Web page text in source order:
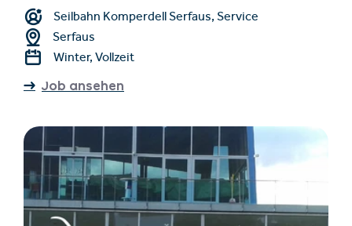
Seilbahn Komperdell Serfaus, Service
Serfaus
Winter, Vollzeit
Job ansehen